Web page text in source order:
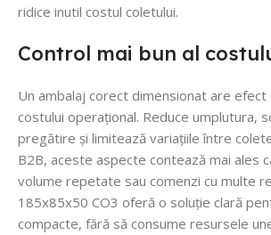
ridice inutil costul coletului.
Control mai bun al
Un ambalaj corect dimensionat are
costului operațional. Reduce umplutura,
pregătire și limitează variațiile între
B2B, aceste aspecte contează mai ales
volume repetate sau comenzi cu multe
185x85x50 CO3 oferă o soluție clară
compacte, fără să consume resursele